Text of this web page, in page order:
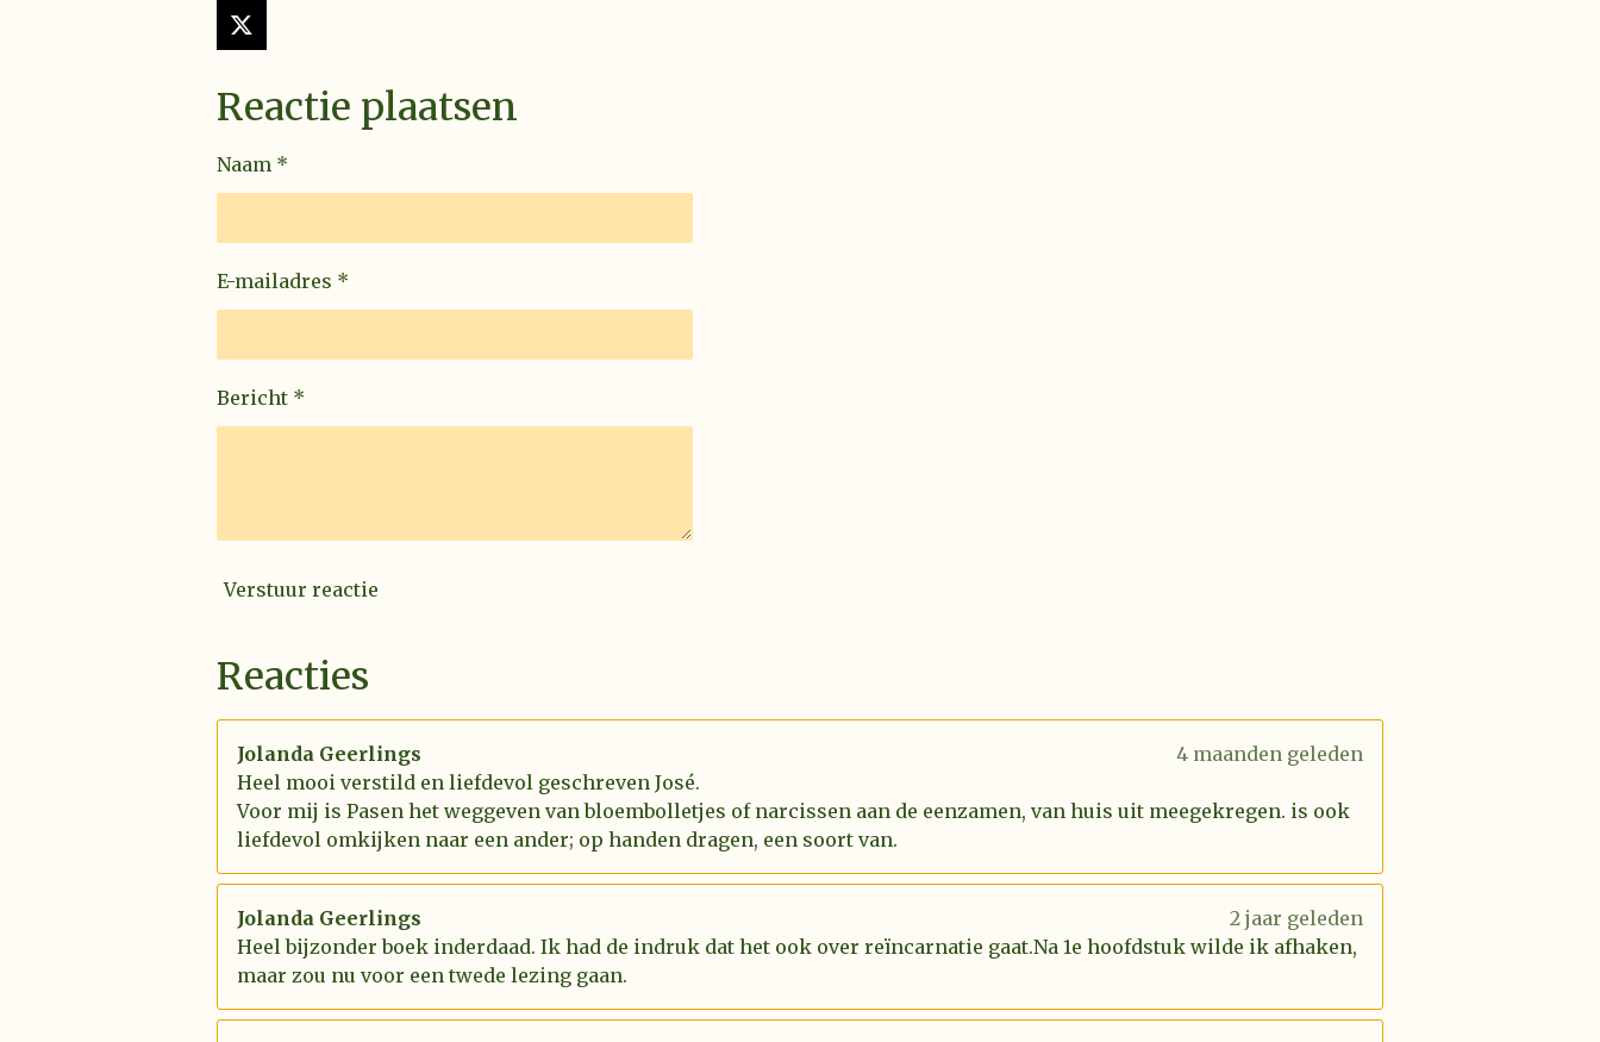
X
Reactie plaatsen
Naam *
E-mailadres *
Bericht *
Verstuur reactie
Reacties
Jolanda Geerlings
4 maanden geleden
Heel mooi verstild en liefdevol geschreven José.
Voor mij is Pasen het weggeven van bloembolletjes of narcissen aan de eenzamen, van huis uit meegekregen. is ook
liefdevol omkijken naar een ander; op handen dragen, een soort van.
Jolanda Geerlings
2 jaar geleden
Heel bijzonder boek inderdaad. Ik had de indruk dat het ook over reïncarnatie gaat.Na 1e hoofdstuk wilde ik afhaken,
maar zou nu voor een twede lezing gaan.